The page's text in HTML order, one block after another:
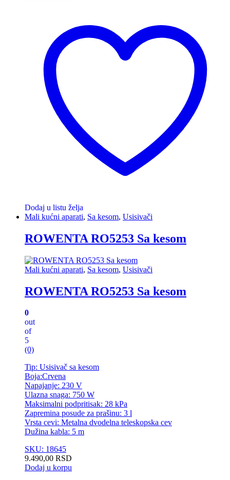
Dodaj u listu želja
Mali kućni aparati, Sa kesom, Usisivači
ROWENTA RO5253 Sa kesom
Mali kućni aparati, Sa kesom, Usisivači
ROWENTA RO5253 Sa kesom
0
out
of
5
(0)
Tip: Usisivač sa kesom
Boja:Crvena
Napajanje: 230 V
Ulazna snaga: 750 W
Maksimalni podpritisak: 28 kPa
Zapremina posude za prašinu: 3 l
Vrsta cevi: Metalna dvodelna teleskopska cev
Dužina kabla: 5 m
SKU: 18645
9.490,00 RSD
Dodaj u korpu